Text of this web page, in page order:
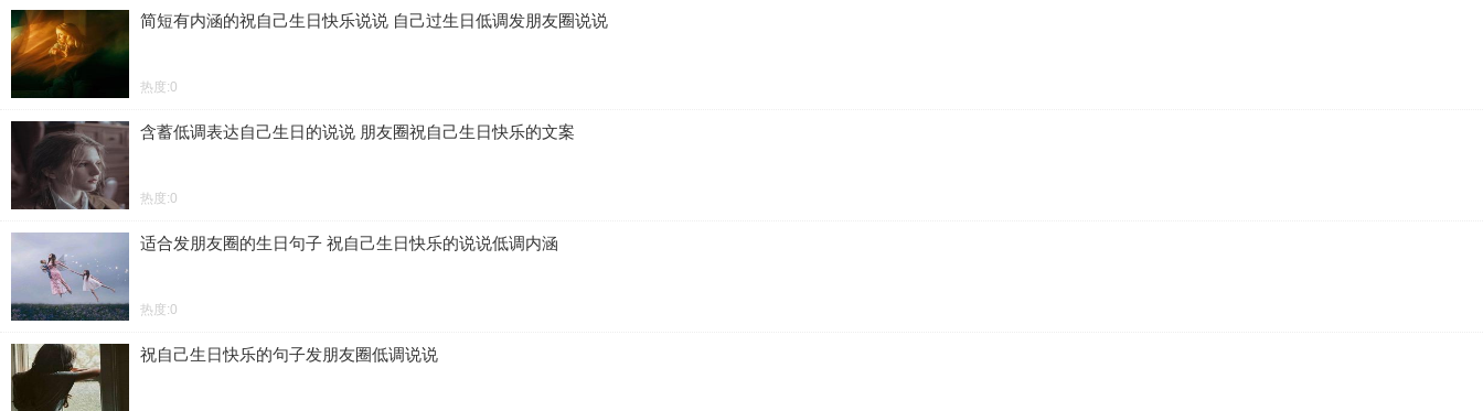
简短有内涵的祝自己生日快乐说说 自己过生日低调发朋友圈说说
热度:0
含蓄低调表达自己生日的说说 朋友圈祝自己生日快乐的文案
热度:0
适合发朋友圈的生日句子 祝自己生日快乐的说说低调内涵
热度:0
祝自己生日快乐的句子发朋友圈低调说说